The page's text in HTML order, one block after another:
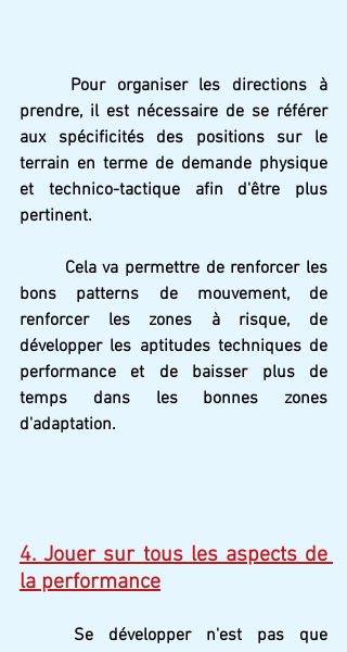
Pour organiser les directions à
prendre, il est nécessaire de se référer
aux spécificités des positions sur le
terrain en terme de demande physique
et technico-tactique afin d'être plus
pertinent.
Cela va permettre de renforcer les
bons patterns de mouvement, de
renforcer les zones à risque, de
développer les aptitudes techniques de
performance et de baisser plus de
temps dans les bonnes zones
d'adaptation.
4. Jouer sur tous les aspects de
la performance
Se développer n'est pas que